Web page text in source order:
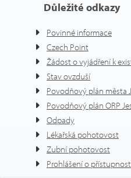
Důležité odkazy
Povinné informace
Czech Point
Žádost o vyjádření k
Stav ovzduší
Povodňový plán města
Povodňový plán ORP
Odpady
Lékařská pohotovost
Zubní pohotovost
Prohlášení o